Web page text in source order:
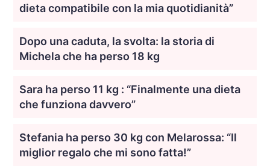
dieta compatibile con la mia quotidianità”
Dopo una caduta, la svolta: la storia di
Michela che ha perso 18 kg
Sara ha perso 11 kg : “Finalmente una dieta
che funziona davvero”
Stefania ha perso 30 kg con Melarossa: “Il
miglior regalo che mi sono fatta!”